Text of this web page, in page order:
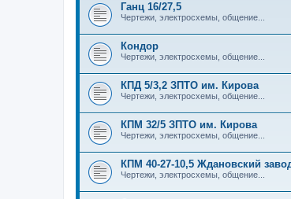
Ганц 16/27,5
Чертежи, электросхемы, общение...
Кондор
Чертежи, электросхемы, общение...
КПД 5/3,2 ЗПТО им. Кирова
Чертежи, электросхемы, общение...
КПМ 32/5 ЗПТО им. Кирова
Чертежи, электросхемы, общение...
КПМ 40-27-10,5 Ждановский
Чертежи, электросхемы, общение...